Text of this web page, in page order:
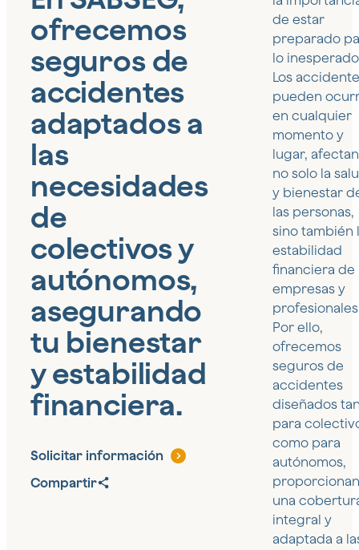
ofrecemos
seguros de
accidentes
adaptados a
las
necesidades
de
colectivos y
autónomos,
asegurando
tu bienestar
y estabilidad
financiera.
Solicitar información
Compartir
de estar
preparado
lo
Los
pueden
en cualquier
momento y
lugar,
no solo la
y bienestar
las personas,
sino también
estabilidad
financiera de
empresas y
Por ello,
ofrecemos
seguros de
accidentes
diseñados
para
como para
autónomos,
una
integral y
adaptada a